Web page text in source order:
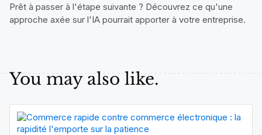
Prêt à passer à l'étape suivante ? Découvrez ce qu'une
approche axée sur l'IA pourrait apporter à votre entreprise.
You may also like.